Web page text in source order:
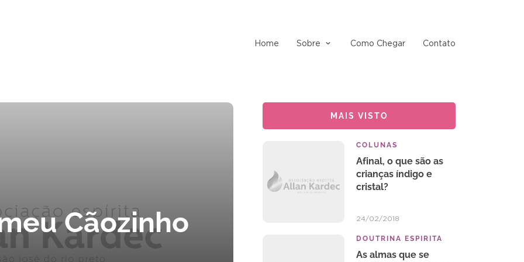
Home Sobre Como Chegar Contato
Cãozinho
MAIS VISTO
COLUNAS
Afinal, o que são as
crianças índigo e
cristal?
24/02/2018
DOUTRINA ESPIRITA
As almas que se